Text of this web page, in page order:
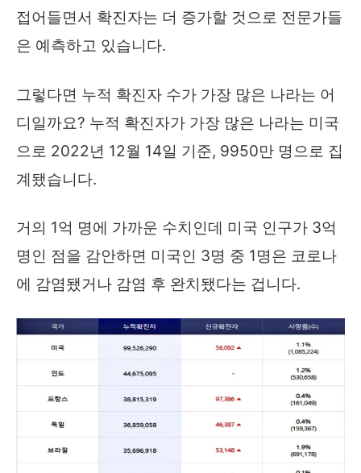
접어들면서 확진자는 더 증가할 것으로 전문가들
은 예측하고 있습니다.
그렇다면 누적 확진자 수가 가장 많은 나라는 어
디일까요? 누적 확진자가 가장 많은 나라는 미국
으로 2022년 12월 14일 기준, 9950만 명으로 집
계됐습니다.
거의 1억 명에 가까운 수치인데 미국 인구가 3억
명인 점을 감안하면 미국인 3명 중 1명은 코로나
에 감염됐거나 감염 후 완치됐다는 겁니다.